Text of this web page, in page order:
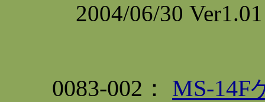
2004/06/30
0083-002： MS-14F